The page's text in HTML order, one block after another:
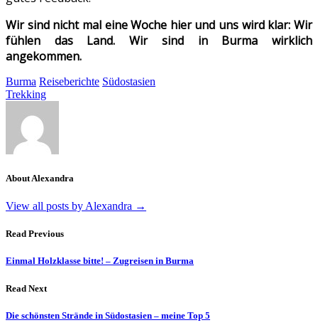
Wir sind nicht mal eine Woche hier und uns wird klar: Wir
fühlen das Land. Wir sind in Burma wirklich
angekommen.
Burma Reiseberichte Südostasien
Trekking
About Alexandra
View all posts by Alexandra →
Read Previous
Einmal Holzklasse bitte! – Zugreisen in Burma
Read Next
Die schönsten Strände in Südostasien – meine Top 5